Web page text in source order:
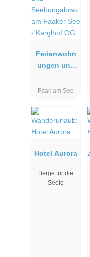
Ferienwohn
ungen und
ws am
Karglhof OG
Faak am See
Hotel Aurora
Berge für die
Seele